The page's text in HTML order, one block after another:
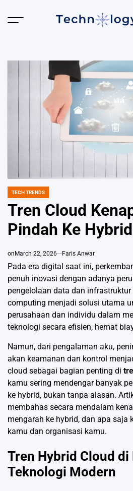
POSTED
TECH TRENDS
Tren Cloud
Pindah Ke Hybrid
on March 22, 2026 Faris Anwar
Pada era digital saat ini,
penuh inovasi dengan adanya
pengelolaan data dan infrastruktur
computing menjadi solusi utama
perusahaan dan individu dalam
teknologi secara efisien, hemat
Namun, dari pengalaman aku,
akan keamanan dan kontrol
cloud sebagai bagian penting di
kamu sering mendengar banyak
ke hybrid, bukan tanpa alasan.
membahas secara mendalam
mengarah ke hybrid, dan apa saja
kamu dan organisasi kamu.
Tren Hybrid Cloud di
Teknologi Modern